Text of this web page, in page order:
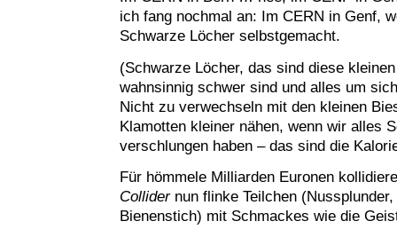
ich fang nochmal an: Im CERN in Genf,
Schwarze Löcher selbstgemacht.
(Schwarze Löcher, das sind diese
wahnsinnig schwer sind und alles um
Nicht zu verwechseln mit den kleinen
Klamotten kleiner nähen, wenn wir alles
verschlungen haben – das sind die
Für hömmele Milliarden Euronen
Collider nun flinke Teilchen
Bienenstich) mit Schmackes wie die